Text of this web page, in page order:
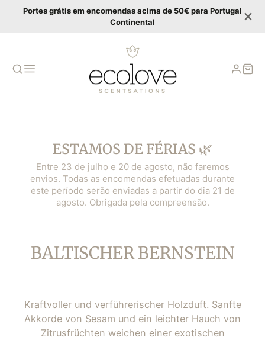
Portes grátis em encomendas acima de 50€ para Portugal
Continental
ESTAMOS DE FÉRIAS 🌿
Entre 23 de julho e 20 de agosto, não faremos
envios. Todas as encomendas efetuadas durante
este período serão enviadas a partir do dia 21 de
agosto. Obrigada pela compreensão.
KATEGORIE:
BALTISCHER BERNSTEIN
Kraftvoller und verführerischer Holzduft. Sanfte
Akkorde von Sesam und ein leichter Hauch von
Zitrusfrüchten weichen einer exotischen